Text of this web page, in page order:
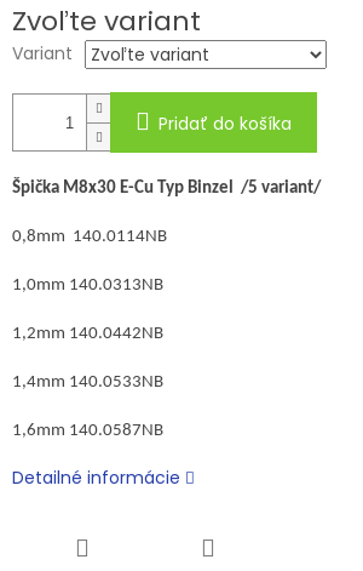
Jednotková
cena:
Zvoľte variant
Variant
Pridať do košíka
Špička M8x30 E-Cu Typ Binzel /5 variant/
0,8mm 140.0114NB
1,0mm 140.0313NB
1,2mm 140.0442NB
1,4mm 140.0533NB
1,6mm 140.0587NB
Detailné informácie